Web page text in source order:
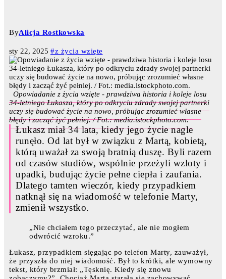
ByAlicja Rostkowska
sty 22, 2025 #z życia wzięte
Opowiadanie z życia wzięte - prawdziwa historia i koleje losu
34-letniego Łukasza, który po odkryciu zdrady swojej partnerki
uczy się budować życie na nowo, próbując zrozumieć własne
błędy i zacząć żyć pełniej. / Fot.: media.istockphoto.com.
Łukasz miał 34 lata, kiedy jego życie nagle
runęło. Od lat był w związku z Martą, kobietą,
którą uważał za swoją bratnią duszę. Byli razem
od czasów studiów, wspólnie przeżyli wzloty i
upadki, budując życie pełne ciepła i zaufania.
Dlatego tamten wieczór, kiedy przypadkiem
natknął się na wiadomość w telefonie Marty,
zmienił wszystko.
„Nie chciałem tego przeczytać, ale nie mogłem
odwrócić wzroku.”
Łukasz, przypadkiem sięgając po telefon Marty, zauważył,
że przyszła do niej wiadomość. Był to krótki, ale wymowny
tekst, który brzmiał: „Tęsknię. Kiedy się znowu